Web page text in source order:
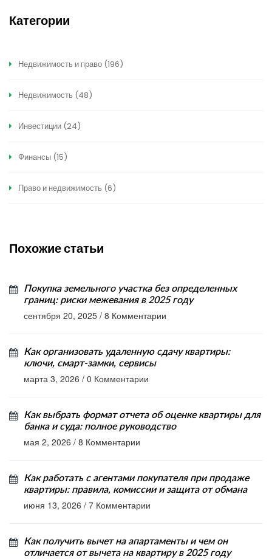
Категории
Недвижимость и право (196)
Недвижимость (48)
Инвестиции (24)
Финансы (15)
Право и недвижимость (6)
Похожие статьи
Покупка земельного участка без определенных
границ: риски межевания в 2025 году
сентября 20, 2025 / 8 Комментарии
Как организовать удаленную сдачу квартиры:
ключи, смарт-замки, сервисы
марта 3, 2026 / 0 Комментарии
Как выбрать формат отчета об оценке квартиры для
банка и суда: полное руководство
мая 2, 2026 / 8 Комментарии
Как работать с агентами покупателя при продаже
квартиры: правила, комиссии и защита от обмана
июня 13, 2026 / 7 Комментарии
Как получить вычет на апартаменты и чем он
отличается от вычета на квартиру в 2025 году